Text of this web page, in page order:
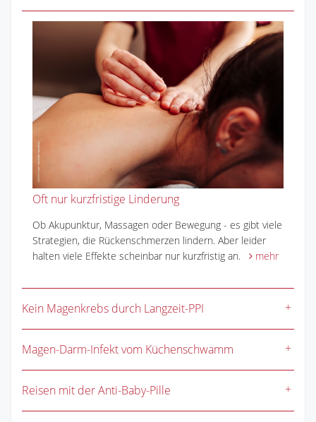
Oft nur kurzfristige Linderung
Ob Akupunktur, Massagen oder Bewegung - es gibt viele
Strategien, die Rückenschmerzen lindern. Aber leider
halten viele Effekte scheinbar nur kurzfristig an.
mehr
Kein Magenkrebs durch Langzeit-PPI
Magen-Darm-Infekt vom Küchenschwamm
Reisen mit der Anti-Baby-Pille